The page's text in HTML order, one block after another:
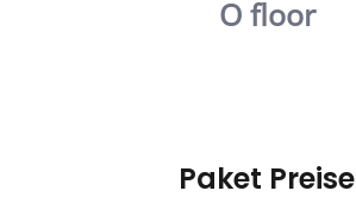
O floor
Paket Preise